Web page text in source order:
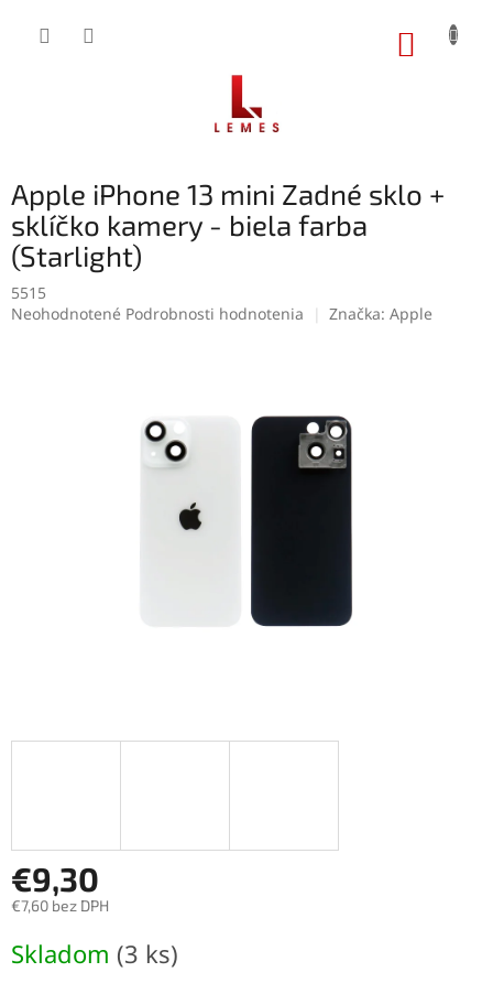
Apple iPhone 13 mini Zadné sklo +
sklíčko kamery - biela farba
(Starlight)
5515
Priemerné
Neohodnotené Podrobnosti hodnotenia Značka: Apple
€9,30
€7,60 bez DPH
cena:
Skladom (3 ks)